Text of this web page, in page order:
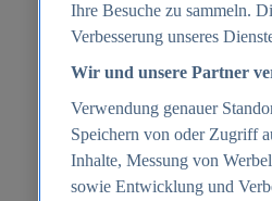
Ihre Besuche zu sammeln.
Verbesserung unseres
Wir und unsere Partner
Verwendung genauer
Speichern von oder Zugriff
Inhalte, Messung von
sowie Entwicklung und